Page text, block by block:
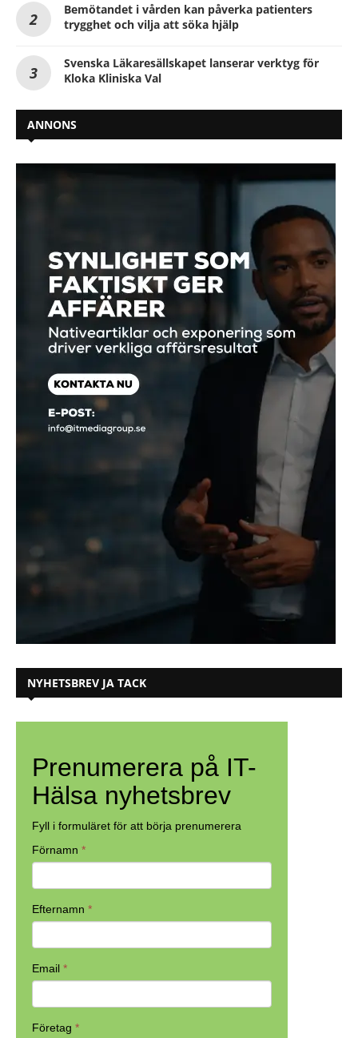
Bemötandet i vården kan påverka patienters
trygghet och vilja att söka hjälp
Svenska Läkaresällskapet lanserar verktyg för
Kloka Kliniska Val
ANNONS
NYHETSBREV JA TACK